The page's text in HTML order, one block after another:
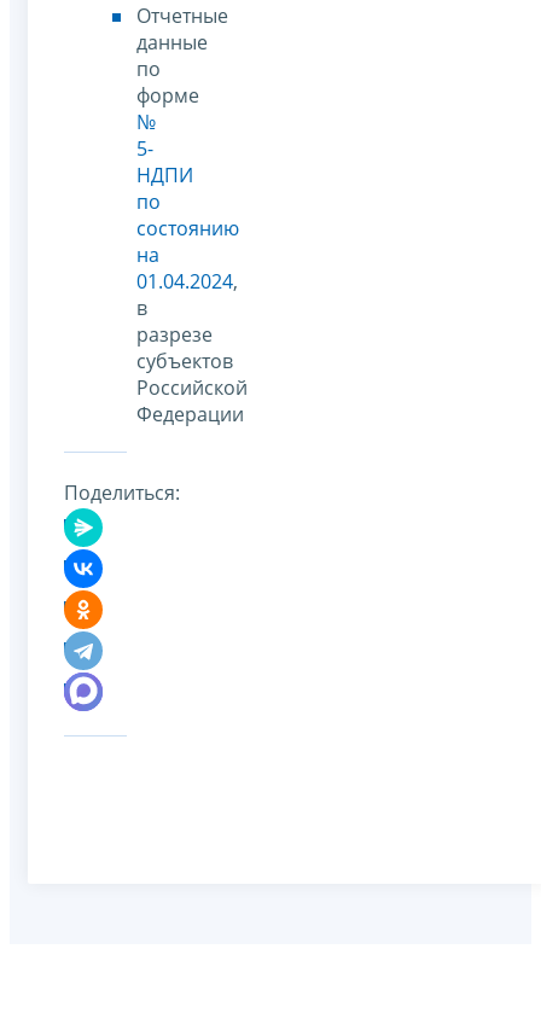
Отчетные
данные
по
форме
№
5-
НДПИ
по
состоянию
на
01.04.2024,
в
разрезе
субъектов
Российской
Федерации
Поделиться: